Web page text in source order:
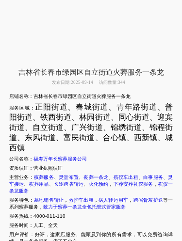
吉林省长春市绿园区自立街道火葬服务一条龙
发布日期:2025-09-14 访问数量:344
店铺名称：吉林省长春市绿园区自立街道火葬服务一条龙
服务区域： 正阳街道、春城街道、青年路街道、普
阳街道、铁西街道、林园街道、同心街道、迎宾
街道、自立街道、广兴街道、锦绣街道、锦程街
道、东风街道、富民街道、合心镇、西新镇、城
西镇
公司名称： 福寿万年长殡葬服务公司
资质认证：营业执照认证
主营业务： 殡葬服务、 灵堂布置 、丧葬一条龙 殡仪车出租 、白事服务
灵
车接运
殡葬用品 长途跨省转运 火化预约 ， 下葬安葬礼仪服务 ， 殡仪一
条龙服务
服务特色： 墓地销售转让 ， 救护车出租 ， 病人转运用车 ， 跨省骨灰护送等一
系列殡葬服务， 致力于殡葬一条龙全包托管式管家服务
服务热线：4000-011-110
服务时间：人工、全天
用户评价：好评，这家店服务、能顾及到你的所有需求，可以免费咨询详